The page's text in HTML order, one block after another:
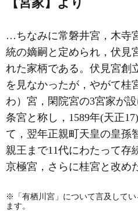
…ちなみに常磐井宮，木寺
統の嫡嗣と定められ，伏見
れた家柄である。伏見宮創
を見なかったが，やがて桂
わ）宮 ， 閑院宮の3宮家が
条宮と称し，1589年(天正
て，翌年正親町天皇の皇孫
親王まで11代にわたって存
京極宮，さらに桂宮と改め
※「有栖川宮」について言及して
ます。